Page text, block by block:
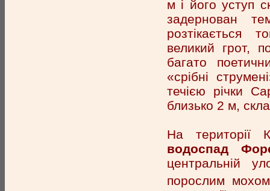
м і його уступ
задернован
розтікається
великий грот,
багато
«срібні
течією річки
близько 2 м,
На території
водоспад
центральній
порослим